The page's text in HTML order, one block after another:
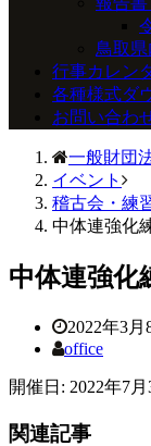
鳥取
行事カレン
各種様式ダ
お問い合わ
一般財団
イベント
稽古会・練
中体連強化
中体連強化
2022年3月
office
開催日: 2022年7
関連記事